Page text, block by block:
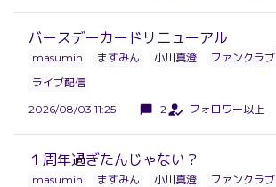
バースデーカードリニューアル
masumin ますみん 小川真澄
ファンクラブ
ライブ配信
2026/08/03 11:25
2 フォロワー以上
１周年過ぎたんじゃない？
masumin ますみん 小川真澄
ファンクラブ